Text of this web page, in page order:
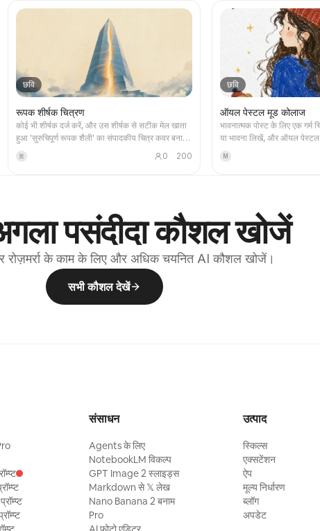
छवि
रूपक शीर्षक चित्रण
कोई भी शीर्षक दर्ज करें, और उस शीर्षक से सटीक मेल खाता
हुआ 'सुरुचिपूर्ण रूपक शैली' का संपादकीय चित्र कवर बनाएं:
दानेदार स्प्रे बनावट, धुंधला नीला + ऑफ-व्हाइट + गर्म रंगों
की झलक वाला संयमित पैलेट, एकल दृश्य रूपक, प्रचुर खाली
黄 0 200
छवि
ऑयल पेस्टल मूड कोलाज
भावनात्मक पोस्ट के लिए एक गर्म
या भावना लिखें, और ऑयल पेस्टल
चित्र पाएं, जिसमें हाथ से बना
चीज़ें और हस्तलिखित सूक्ति हो -
M
पसंदीदा कौशल खोजें
रोज़मर्रा के काम के लिए और अधिक चयनित AI कौशल खोजें।
सभी कौशल देखें
संसाधन
Agents के लिए
NotebookLM विकल्प
GPT Image 2 स्लाइड्स
Markdown से 𝕏 लेख
Nano Banana 2 बनाम
Pro
उत्पाद
स्किल्स
एक्सटेंशन
ऐप
मूल्य निर्धारण
ब्लॉग
अपडेट